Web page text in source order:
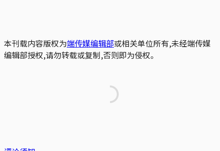
本刊载内容版权为端传媒编辑部或相关单位所有,未经端传媒
编辑部授权,请勿转载或复制,否则即为侵权。